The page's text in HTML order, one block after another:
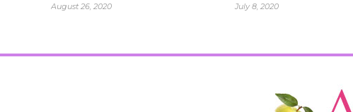
August 26, 2020 July 8, 2020